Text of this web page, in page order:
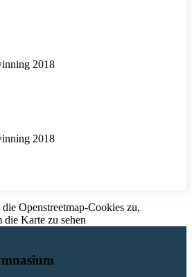
Openstreetmap-Cookies zu,
die Karte zu sehen